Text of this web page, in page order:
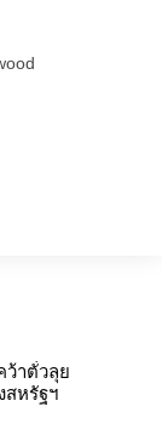
ว้าตั๋วลุย
สหรัฐฯ